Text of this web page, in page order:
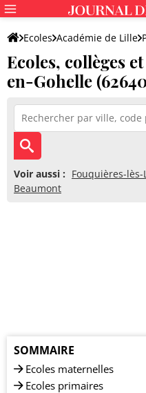
Ecoles Académie de Lille
Ecoles, collèges
en-Gohelle
Voir aussi : Fouquières-lès-
Beaumont
SOMMAIRE
Ecoles maternelles
Ecoles primaires